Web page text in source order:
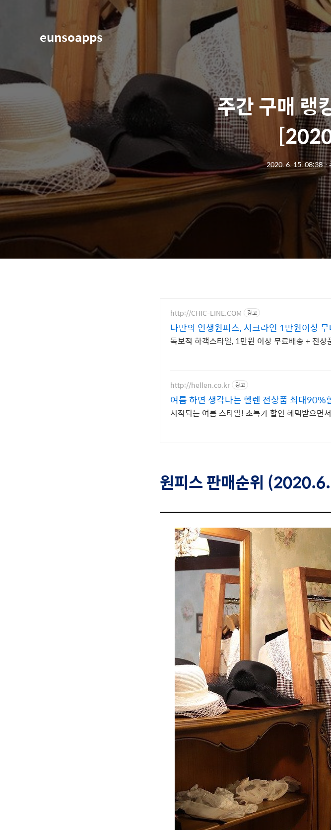
eunsoapps
주간 구매 랭
2020. 6. 15. 08:38ㆍ
http://CHIC-LINE.COM 광고
나만의 인생원피스, 시크라인 1만원이상
독보적 하객스타일, 1만원 이상 무료배송 + 전상
http://hellen.co.kr 광고
여름 하면 생각나는 헬렌 전상품 최대90%
시작되는 여름 스타일! 초특가 할인 혜택받으면
원피스판매순위